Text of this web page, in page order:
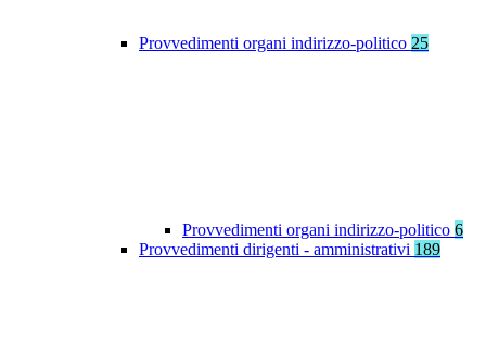
Provvedimenti organi indirizzo-politico 25
Provvedimenti organi indirizzo-politico 6
Provvedimenti dirigenti - amministrativi 189